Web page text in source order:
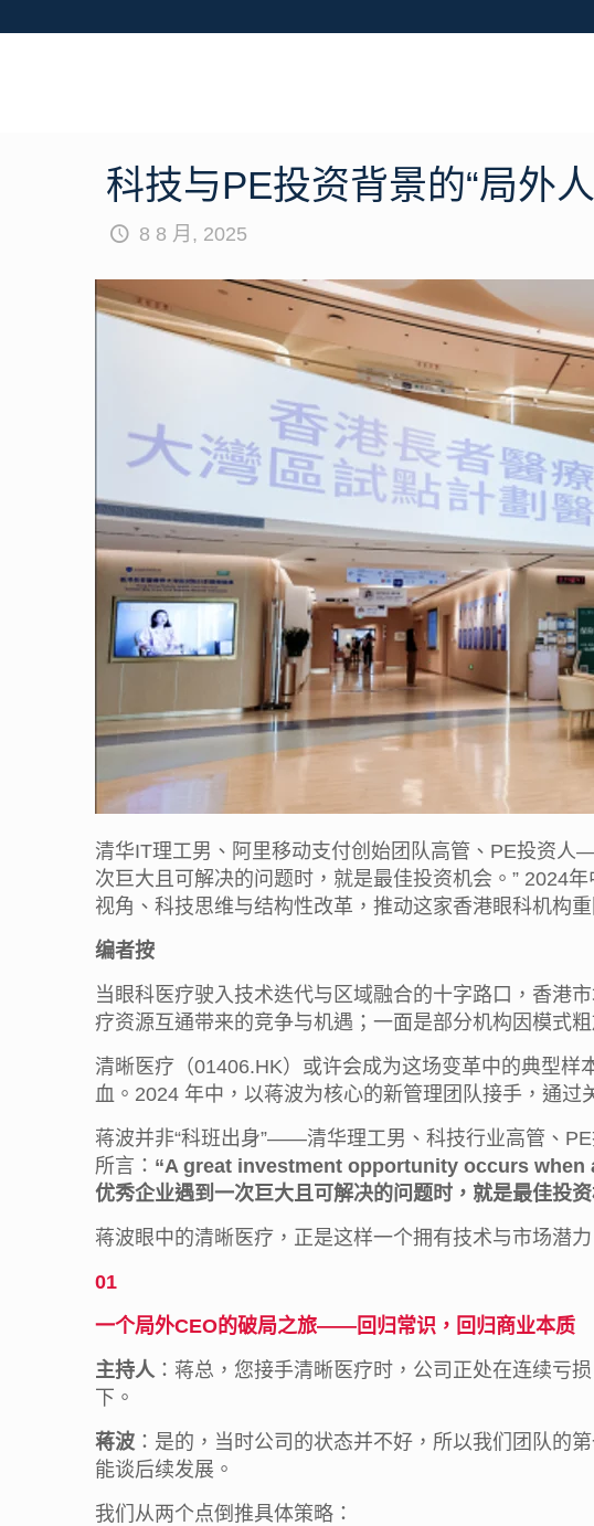
科技与PE投资背景的“局外
8 8 月, 2025
清华IT理工男、阿里移动支付创始团队高管、PE投资
次巨大且可解决的问题时，就是最佳投资机会。” 2024
视角、科技思维与结构性改革，推动这家香港眼科机构
编者按
当眼科医疗驶入技术迭代与区域融合的十字路口，香港
疗资源互通带来的竞争与机遇；一面是部分机构因模式
清晰医疗（01406.HK）或许会成为这场变革中的典型
血。2024 年中，以蒋波为核心的新管理团队接手，通
蒋波并非“科班出身”——清华理工男、科技行业高管、
所言： “A great investment opportunity occurs
优秀企业遇到一次巨大且可解决的问题时，就是最佳投资
蒋波眼中的清晰医疗，正是这样一个拥有技术与市场潜
01
一个局外CEO的破局之旅——回归常识，回归商业本质
主持人：蒋总，您接手清晰医疗时，公司正处在连续亏
下。
蒋波：是的，当时公司的状态并不好，所以我们团队的
能谈后续发展。
我们从两个点倒推具体策略：